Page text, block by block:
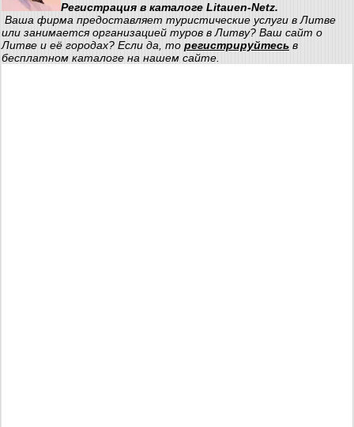
Регистрация в каталоге Litauen-Netz.
Ваша фирма предоставляет туристические услуги в Литве
или занимается организацией туров в Литву? Ваш сайт о
Литве и её городах? Если да, то регистрируйтесь в
бесплатном каталоге на нашем сайте.